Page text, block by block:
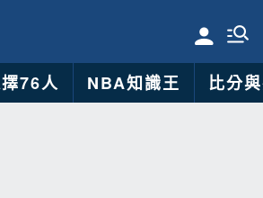
76人 NBA知識王 比分